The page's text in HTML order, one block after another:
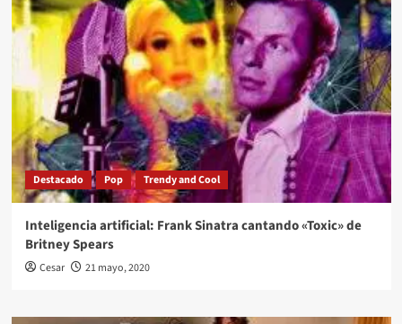
Destacado Pop Trendy and Cool
Inteligencia artificial: Frank Sinatra cantando «Toxic» de
Britney Spears
Cesar 21 mayo, 2020